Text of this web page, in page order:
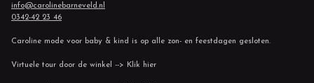
info@carolinebarneveld.nl
0342-42 23 46
Caroline mode voor baby & kind is op alle zon- en feestdagen gesloten.
Virtuele tour door de winkel --> Klik hier